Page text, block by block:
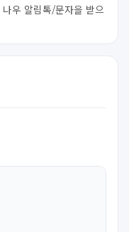
우 알림톡/문자을 받으